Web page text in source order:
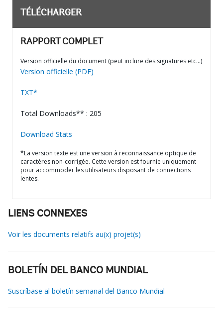
TÉLÉCHARGER
RAPPORT COMPLET
Version officielle du document (peut inclure des signatures etc…)
Version officielle (PDF)
TXT*
Total Downloads** : 205
Download Stats
*La version texte est une version à reconnaissance optique de
caractères non-corrigée. Cette version est fournie uniquement
pour accommoder les utilisateurs disposant de connections
lentes.
LIENS CONNEXES
Voir les documents relatifs au(x) projet(s)
BOLETÍN DEL BANCO MUNDIAL
Suscríbase al boletín semanal del Banco Mundial